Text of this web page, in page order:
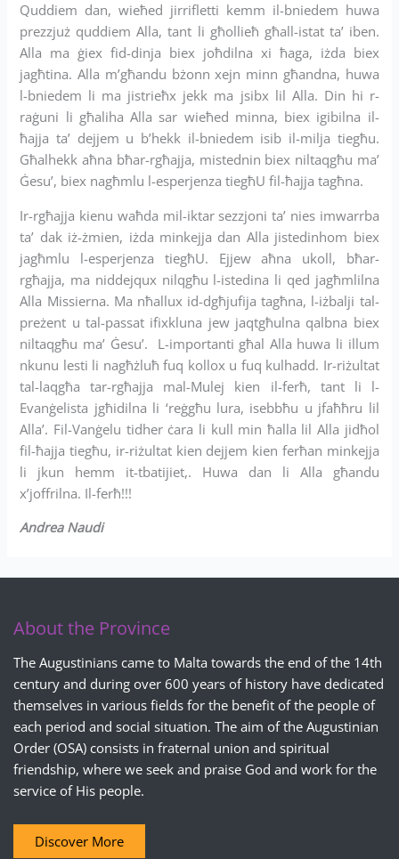
Quddiem dan, wieħed jirrifletti kemm il-bniedem huwa
prezzjuż quddiem Alla, tant li għollieħ għall-istat ta’ iben.
Alla ma ġiex fid-dinja biex joħdilna xi ħaga, iżda biex
jagħtina. Alla m’għandu bżonn xejn minn għandna, huwa
l-bniedem li ma jistrieħx jekk ma jsibx lil Alla. Din hi r-
raġuni li għaliha Alla sar wieħed minna, biex igibilna il-
ħajja ta’ dejjem u b’hekk il-bniedem isib il-milja tiegħu.
Għalhekk aħna bħar-rgħajja, mistednin biex niltaqgħu ma’
Ġesu’, biex nagħmlu l-esperjenza tiegħU fil-ħajja tagħna.
Ir-rgħajja kienu waħda mil-iktar sezzjoni ta’ nies imwarrba
ta’ dak iż-żmien, iżda minkejja dan Alla jistedinhom biex
jagħmlu l-esperjenza tiegħU. Ejjew aħna ukoll, bħar-
rgħajja, ma niddejqux nilqgħu l-istedina li qed jagħmlilna
Alla Missierna. Ma nħallux id-dgħjufija tagħna, l-iżbalji tal-
preżent u tal-passat ifixkluna jew jaqtgħulna qalbna biex
niltaqgħu ma’ Ġesu’. L-importanti għal Alla huwa li illum
nkunu lesti li nagħżluħ fuq kollox u fuq kulhadd. Ir-riżultat
tal-laqgħa tar-rgħajja mal-Mulej kien il-ferħ, tant li l-
Evanġelista jgħidilna li ‘reġgħu lura, isebbħu u jfaħħru lil
Alla’. Fil-Vanġelu tidher ċara li kull min ħalla lil Alla jidħol
fil-ħajja tiegħu, ir-riżultat kien dejjem kien ferħan minkejja
li jkun hemm it-tbatijiet,. Huwa dan li Alla għandu
x’joffrilna. Il-ferħ!!!
Andrea Naudi
About the Province
The Augustinians came to Malta towards the end of the 14th
century and during over 600 years of history have dedicated
themselves in various fields for the benefit of the people of
each period and social situation. The aim of the Augustinian
Order (OSA) consists in fraternal union and spiritual
friendship, where we seek and praise God and work for the
service of His people.
Discover More